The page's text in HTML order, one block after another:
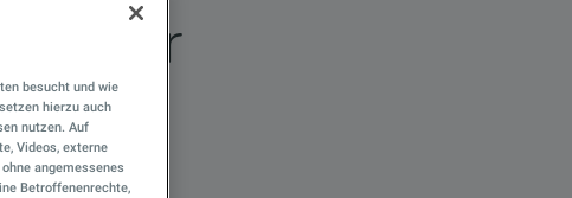
besucht und wie
hierzu auch
nutzen. Auf
Videos, externe
angemessenes
Betroffenenrechte,